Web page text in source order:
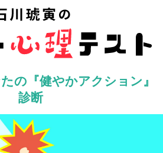
の『健やかアクション』
診断